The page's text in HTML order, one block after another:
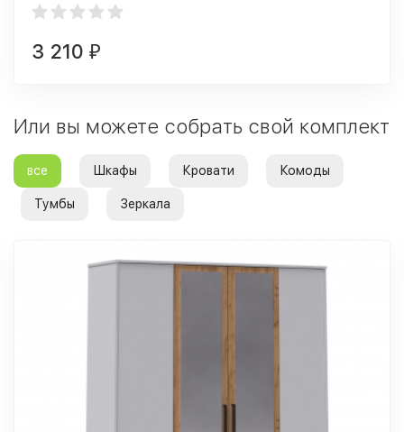
3 210 ₽
Или вы можете собрать свой комплект
все Шкафы Кровати Комоды
Тумбы Зеркала